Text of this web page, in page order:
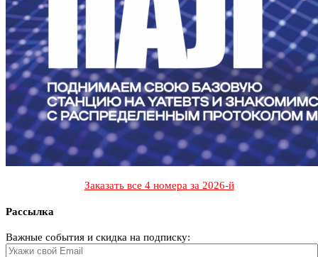
Заказать все 4 номера за 2026-й
Рассылка
Важные события и скидка на подписку: